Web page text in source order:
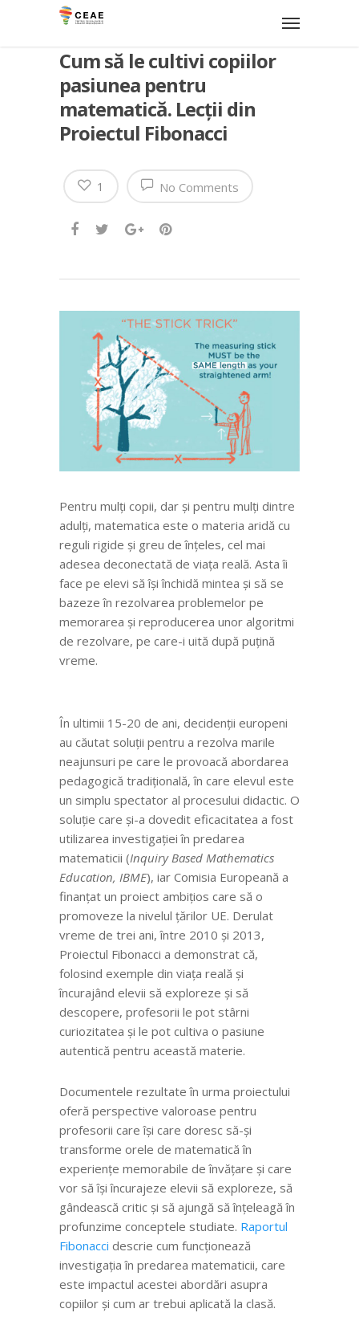
Cum să le cultivi copiilor
pasiunea pentru
matematică. Lecții din
Proiectul Fibonacci
No Comments
1
Pentru mulți copii, dar și pentru mulți dintre
adulți, matematica este o materia aridă cu
reguli rigide și greu de înțeles, cel mai
adesea deconectată de viața reală. Asta îi
face pe elevi să își închidă mintea și să se
bazeze în rezolvarea problemelor pe
memorarea și reproducerea unor algoritmi
de rezolvare, pe care-i uită după puțină
vreme.
În ultimii 15-20 de ani, decidenții europeni
au căutat soluții pentru a rezolva marile
neajunsuri pe care le provoacă abordarea
pedagogică tradițională, în care elevul este
un simplu spectator al procesului didactic. O
soluție care și-a dovedit eficacitatea a fost
utilizarea investigației în predarea
matematicii (Inquiry Based Mathematics
Education, IBME), iar Comisia Europeană a
finanțat un proiect ambițios care să o
promoveze la nivelul țărilor UE. Derulat
vreme de trei ani, între 2010 și 2013,
Proiectul Fibonacci a demonstrat că,
folosind exemple din viața reală și
încurajând elevii să exploreze și să
descopere, profesorii le pot stârni
curiozitatea și le pot cultiva o pasiune
autentică pentru această materie.
Documentele rezultate în urma proiectului
oferă perspective valoroase pentru
profesorii care își care doresc să-și
transforme orele de matematică în
experiențe memorabile de învățare și care
vor să își încurajeze elevii să exploreze, să
gândească critic și să ajungă să înțeleagă în
profunzime conceptele studiate. Raportul
Fibonacci descrie cum funcționează
investigația în predarea matematicii, care
este impactul acestei abordări asupra
copiilor și cum ar trebui aplicată la clasă.